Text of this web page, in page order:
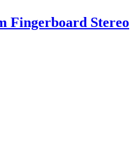
Fingerboard Stereo